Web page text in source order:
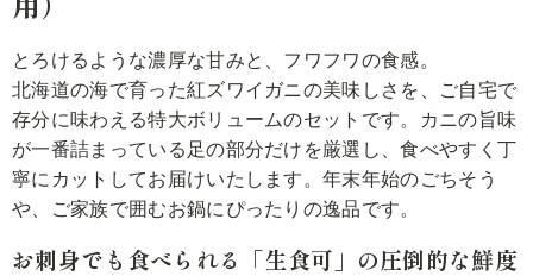
とろけるような濃厚な甘みと、フワフワの食感。
北海道の海で育った紅ズワイガニの美味しさを、ご自宅で
存分に味わえる特大ボリュームのセットです。カニの旨味
が一番詰まっている足の部分だけを厳選し、食べやすく丁
寧にカットしてお届けいたします。年末年始のごちそう
や、ご家族で囲むお鍋にぴったりの逸品です。
お刺身でも食べられる「生食可」の圧倒的な鮮度